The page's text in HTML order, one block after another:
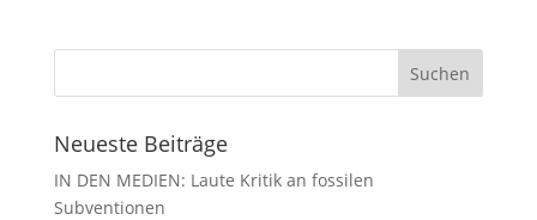
Neueste Beiträge
IN DEN MEDIEN: Laute Kritik an fossilen
Subventionen